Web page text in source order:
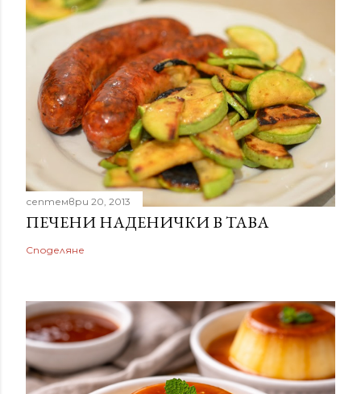
септември 20, 2013
ПЕЧЕНИ НАДЕНИЧКИ В ТАВА
Споделяне